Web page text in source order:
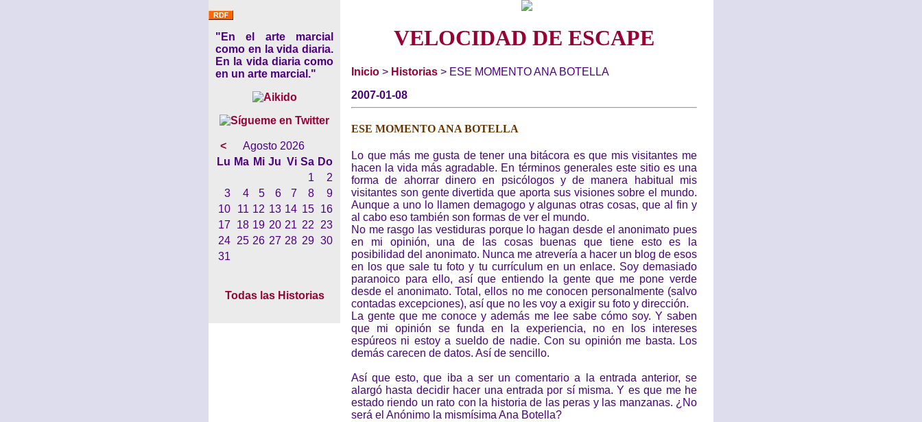
"En el arte marcial
como en la vida diaria.
En la vida diaria como
en un arte marcial."
<
Agosto 2026
Lu Ma Mi Ju Vi Sa Do
1
2
3
4 5 6 7 8
9
10
11 12 13 14 15
16
17
18 19 20 21 22
23
24
25 26 27 28 29 30
31
Todas las Historias
VELOCIDAD DE ESCAPE
Inicio > Historias > ESE MOMENTO ANA BOTELLA
2007-01-08
ESE MOMENTO ANA BOTELLA
Lo que más me gusta de tener una bitácora es que mis visitantes me
hacen la vida más agradable. En términos generales este sitio es una
forma de ahorrar dinero en psicólogos y de manera habitual mis
visitantes son gente divertida que aporta sus visiones sobre el mundo.
Aunque a uno lo llamen demagogo y algunas otras cosas, que al fin y
al cabo eso también son formas de ver el mundo.
No me rasgo las vestiduras porque lo hagan desde el anonimato pues
en mi opinión, una de las cosas buenas que tiene esto es la
posibilidad del anonimato. Nunca me atrevería a hacer un blog de esos
en los que sale tu foto y tu currículum en un enlace. Soy demasiado
paranoico para ello, así que entiendo la gente que me pone verde
desde el anonimato. Total, ellos no me conocen personalmente (salvo
contadas excepciones), así que no les voy a exigir su foto y dirección.
La gente que me conoce y además me lee sabe cómo soy. Y saben
que mi opinión se funda en la experiencia, no en los intereses
espúreos ni estoy a sueldo de nadie. Con su opinión me basta. Los
demás carecen de datos. Así de sencillo.
Así que esto, que iba a ser un comentario a la entrada anterior, se
alargó hasta decidir hacer una entrada por sí misma. Y es que me he
estado riendo un rato con la historia de las peras y las manzanas. ¿No
será el Anónimo la mismísima Ana Botella?